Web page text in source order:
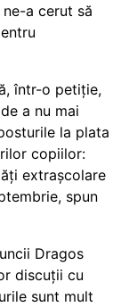
a cerut să
într-o petiție,
a nu mai
la plata
copiilor:
extrașcolare
spun
Dragos
discuții cu
sunt mult